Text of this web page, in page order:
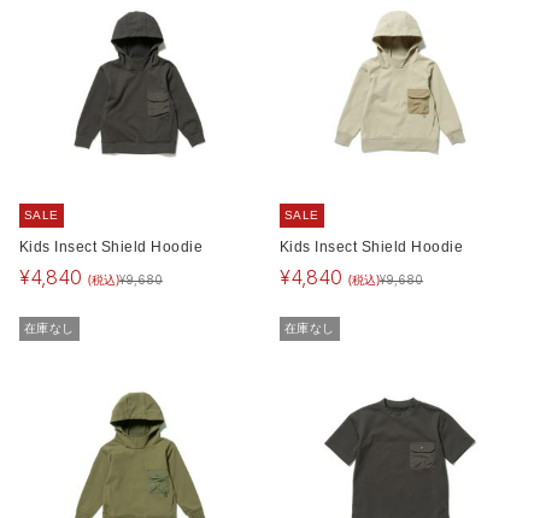
SALE
Kids Insect Shield Hoodie
¥4,840 (税込)¥9,680
SALE
Kids Insect Shield Hoodie
¥4,840 (税込)¥9,680
在庫なし 在庫なし